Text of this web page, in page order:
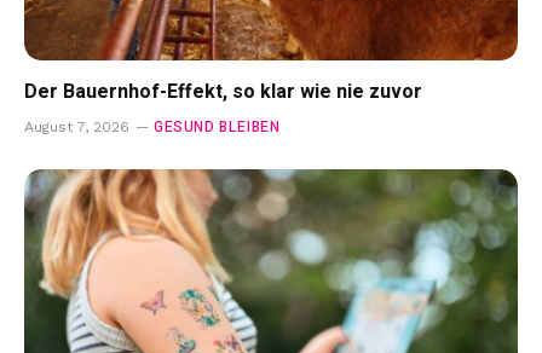
Der Bauernhof-Effekt, so klar wie nie zuvor
August 7, 2026 GESUND BLEIBEN